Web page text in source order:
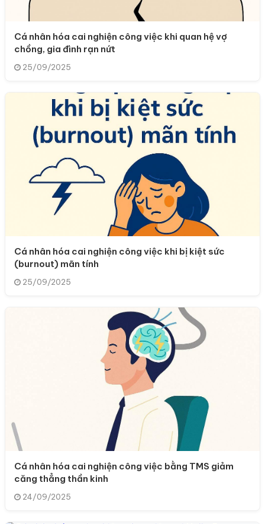
Cá nhân hóa cai nghiện công việc khi quan hệ vợ
chồng, gia đình rạn nứt
25/09/2025
Cá nhân hóa cai nghiện công việc khi bị kiệt sức
(burnout) mãn tính
25/09/2025
Cá nhân hóa cai nghiện công việc bằng TMS giảm
căng thẳng thần kinh
24/09/2025